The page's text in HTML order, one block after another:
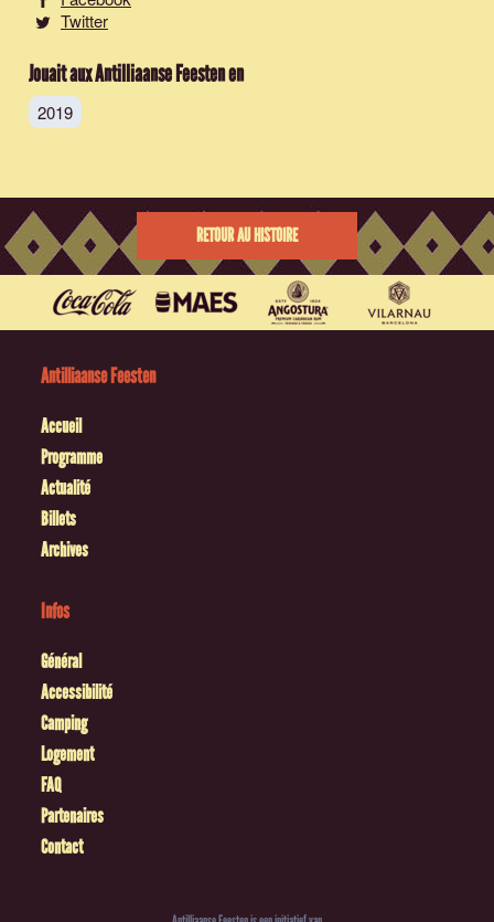
Twitter
Jouait aux Antilliaanse Feesten en
2019
RETOUR AU HISTOIRE
Antilliaanse Feesten
Accueil
Programme
Actualité
Billets
Archives
Infos
Général
Accessibilité
Camping
Logement
FAQ
Partenaires
Contact